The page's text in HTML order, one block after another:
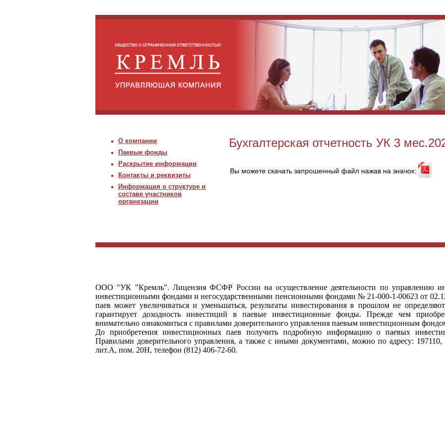
О компании
Паевые фонды
Раскрытие информации
Контакты и реквизиты
Информация о структуре и
составе участников
организации
Бухгалтерская отчетность УК 3
Вы можете скачать запрошенный файл нажав на значок:
ООО "УК "Кремль". Лицензия ФСФР России на осуществление деятельности по управлению
инвестиционными фондами и негосударственными пенсионными фондами № 21-000-1-00623 от
паев может увеличиваться и уменьшаться, результаты инвестирования в прошлом не
гарантирует доходность инвестиций в паевые инвестиционные фонды. Прежде чем
внимательно ознакомиться с правилами доверительного управления паевым инвестиционным
До приобретения инвестиционных паев получить подробную информацию о паевых
Правилами доверительного управления, а также с иными документами, можно по адресу: 197110,
лит.А, пом. 20Н, телефон (812) 406-72-60.